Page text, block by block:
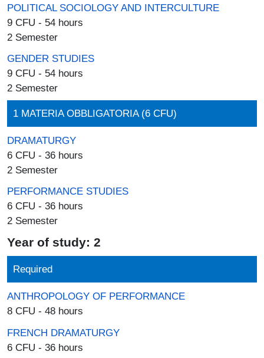
POLITICAL SOCIOLOGY AND INTERCULTURE
9 CFU - 54 hours
2 Semester
GENDER STUDIES
9 CFU - 54 hours
2 Semester
1 MATERIA OBBLIGATORIA (6 CFU)
DRAMATURGY
6 CFU - 36 hours
2 Semester
PERFORMANCE STUDIES
6 CFU - 36 hours
2 Semester
Year of study: 2
Required
ANTHROPOLOGY OF PERFORMANCE
8 CFU - 48 hours
FRENCH DRAMATURGY
6 CFU - 36 hours